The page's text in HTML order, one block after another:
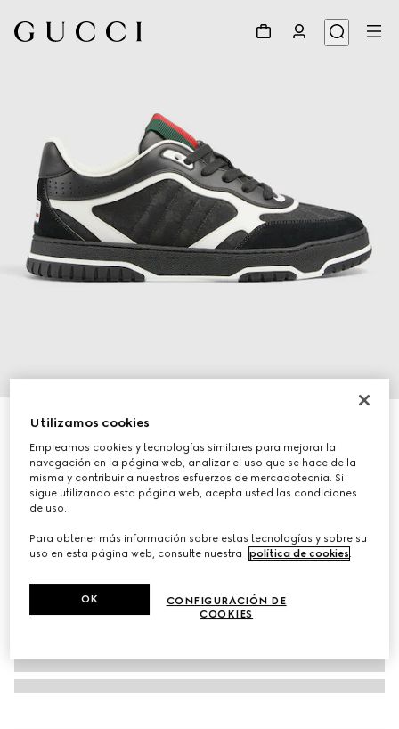
Tenis Gucci Re-Web para hombre
MXN 24,600
VariacionesLona Original GG negra
Utilizamos cookies
Empleamos cookies y tecnologías similares para mejorar la
navegación en la página web, analizar el uso que se hace de la
misma y contribuir a nuestros esfuerzos de mercadotecnia. Si
sigue utilizando esta página web, acepta usted las condiciones
de uso.
Para obtener más información sobre estas tecnologías y sobre su
uso en esta página web, consulte nuestra
política de cookies.
CONFIGURACIÓN DE
COOKIES
OK